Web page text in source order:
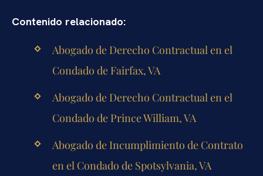
Contenido relacionado:
Abogado de Derecho Contractual en el
Condado de Fairfax, VA
Abogado de Derecho Contractual en el
Condado de Prince William, VA
Abogado de Incumplimiento de Contrato
en el Condado de Spotsylvania, VA